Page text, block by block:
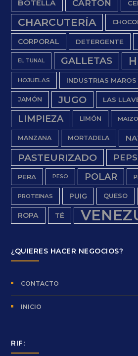
BOTELLA CARTÓN
CHARCUTERÍA
CORPORAL DETERGENTE
EL TUNAL GALLETAS
HOJUELAS INDUSTRIAS MAROS
JAMÓN JUGO LAS
LIMPIEZA LIMÓN
MANZANA MORTADELA
PASTEURIZADO
PERA PESO POLAR
PROTEINAS PUIG QUESO
ROPA TÉ
¿QUIERES HACER NEGOCIOS?
CONTACTO
INICIO
RIF: